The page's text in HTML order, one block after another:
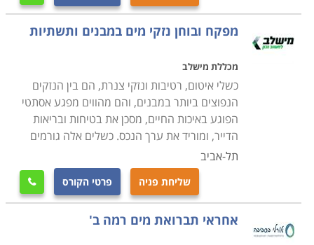
לימודי שרברבות בתל אביב, בירושלים, קורס
אינסטלציה בבאר שבע, חיפה ובערים גדולות נוספות.
מפקח ובוחן נזקי מים במבנים ותשתיות
מכללת מישלב
כשלי איטום, רטיבות ונזקי צנרת, הם בין הנזקים
הנפוצים ביותר במבנים, והם מהווים מפגע אסתטי
הפוגע באיכות החיים, מסכן את בטיחות ובריאות
הדייר, ומוריד את ערך הנכס. כשלים אלה גורמים
תל-אביב
שליחת פניה פרטי הקורס 
אחראי תברואת מים רמה ב'